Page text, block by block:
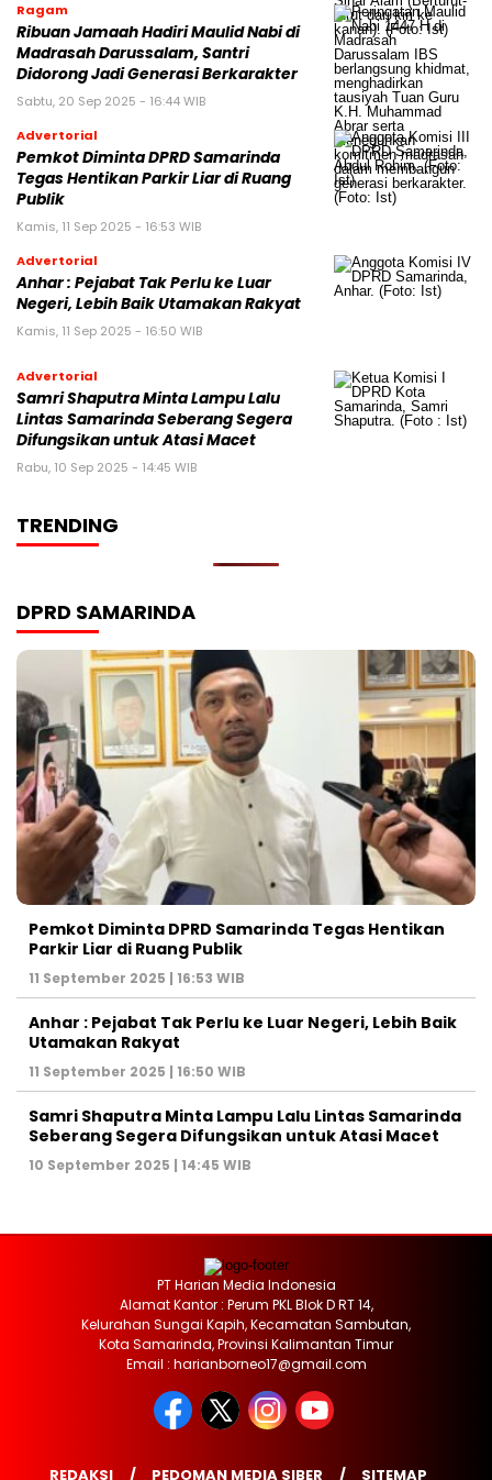
Ragam
Ribuan Jamaah Hadiri Maulid Nabi di
Madrasah Darussalam, Santri
Didorong Jadi Generasi Berkarakter
Sabtu, 20 Sep 2025 - 16:44 WIB
Advertorial
Pemkot Diminta DPRD Samarinda
Tegas Hentikan Parkir Liar di Ruang
Publik
Kamis, 11 Sep 2025 - 16:53 WIB
Advertorial
Anhar : Pejabat Tak Perlu ke Luar
Negeri, Lebih Baik Utamakan Rakyat
Kamis, 11 Sep 2025 - 16:50 WIB
Advertorial
Samri Shaputra Minta Lampu Lalu
Lintas Samarinda Seberang Segera
Difungsikan untuk Atasi Macet
Rabu, 10 Sep 2025 - 14:45 WIB
TRENDING
DPRD SAMARINDA
Pemkot Diminta DPRD Samarinda Tegas Hentikan
Parkir Liar di Ruang Publik
11 September 2025 | 16:53 WIB
Anhar : Pejabat Tak Perlu ke Luar Negeri, Lebih Baik
Utamakan Rakyat
11 September 2025 | 16:50 WIB
Samri Shaputra Minta Lampu Lalu Lintas Samarinda
Seberang Segera Difungsikan untuk Atasi Macet
10 September 2025 | 14:45 WIB
PT Harian Media Indonesia
Alamat Kantor : Perum PKL Blok D RT 14,
Kelurahan Sungai Kapih, Kecamatan Sambutan,
Kota Samarinda, Provinsi Kalimantan Timur
Email : harianborneo17@gmail.com
REDAKSI PEDOMAN MEDIA SIBER SITEMAP